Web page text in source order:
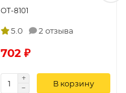
OT-8101
5.0 2 отзыва
702 ₽
В корзину